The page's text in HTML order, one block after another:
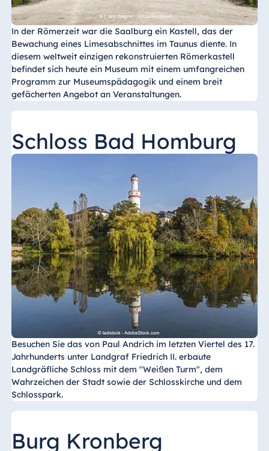
Hotel Taicang
Garden
Hotel &
Conference
Center Taicang
Resort Calabria
Antonine Hotel &
Spa Malta
Mauritius
Resort & Spa
In der Römerzeit war die Saalburg ein Kastell, das der
Bewachung eines Limesabschnittes im Taunus diente. In
diesem weltweit einzigen rekonstruierten Römerkastell
befindet sich heute ein Museum mit einem umfangreichen
Programm zur Museumspädagogik und einem breit
gefächerten Angebot an Veranstaltungen.
Schloss Bad Homburg
Besuchen Sie das von Paul Andrich im letzten Viertel des 17.
Jahrhunderts unter Landgraf Friedrich II. erbaute
Landgräfliche Schloss mit dem "Weißen Turm", dem
Wahrzeichen der Stadt sowie der Schlosskirche und dem
Schlosspark.
Burg Kronberg